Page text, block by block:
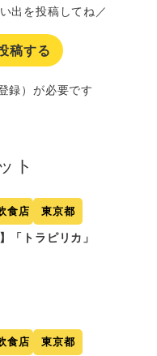
出を投稿してね／
稿する
録）が必要です
ト
食店 東京都
「トラピリカ」
食店 東京都